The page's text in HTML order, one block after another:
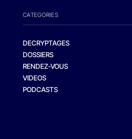
CATEGORIES
DECRYPTAGES
DOSSIERS
RENDEZ-VOUS
VIDEOS
PODCASTS